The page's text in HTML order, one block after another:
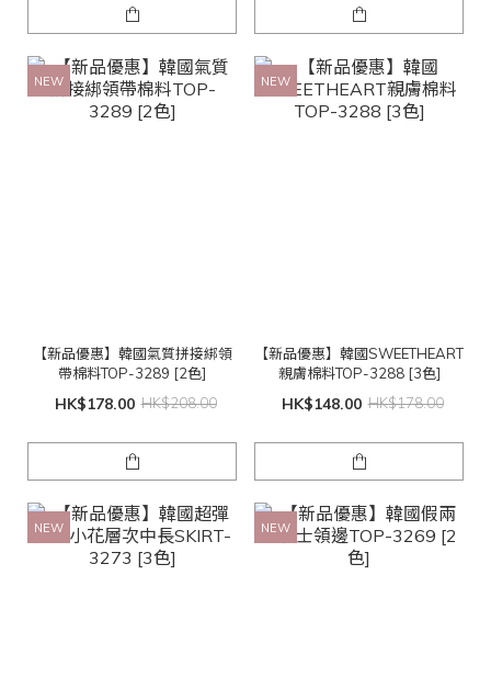
NEW
【新品優惠】韓國氣質拼接綁領
帶棉料TOP-3289 [2色]
HK$178.00 HK$208.00
NEW
【新品優惠】韓國SWEETHEART
親膚棉料TOP-3288 [3色]
HK$148.00 HK$178.00
NEW NEW